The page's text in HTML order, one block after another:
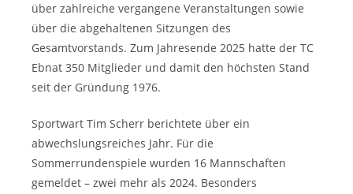
über zahlreiche vergangene Veranstaltungen sowie
über die abgehaltenen Sitzungen des
Gesamtvorstands. Zum Jahresende 2025 hatte der TC
Ebnat 350 Mitglieder und damit den höchsten Stand
seit der Gründung 1976.
Sportwart Tim Scherr berichtete über ein
abwechslungsreiches Jahr. Für die
Sommerrundenspiele wurden 16 Mannschaften
gemeldet – zwei mehr als 2024. Besonders